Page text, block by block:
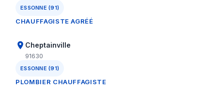
ESSONNE (91)
CHAUFFAGISTE AGRÉÉ
Cheptainville
91630
ESSONNE (91)
PLOMBIER CHAUFFAGISTE